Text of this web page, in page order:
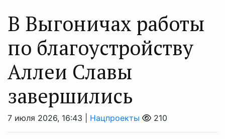
В Выгоничах работы
по благоустройству
Аллеи Славы
завершились
7 июля 2026, 16:43 | Нацпроекты 210